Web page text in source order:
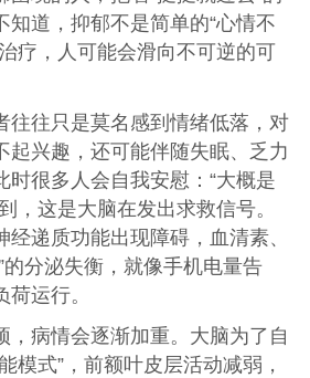
知道，抑郁不是简单的“心情不
疗，人可能会滑向不可逆的可
往往只是莫名感到情绪低落，对
起兴趣，还可能伴随失眠、乏力
时很多人会自我安慰：“大概是
，这是大脑在发出求救信号。
递质功能出现障碍，血清素、
的分泌失衡，就像手机电量告
运行。
，病情会逐渐加重。大脑为了自
模式”，前额叶皮层活动减弱，